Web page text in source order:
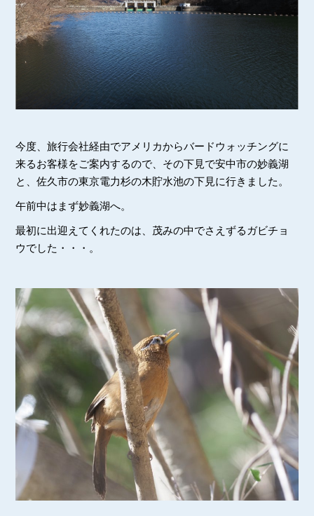
今度、旅行会社経由でアメリカからバードウォッチングに
来るお客様をご案内するので、その下見で安中市の妙義湖
と、佐久市の東京電力杉の木貯水池の下見に行きました。
午前中はまず妙義湖へ。
最初に出迎えてくれたのは、茂みの中でさえずるガビチョ
ウでした・・・。